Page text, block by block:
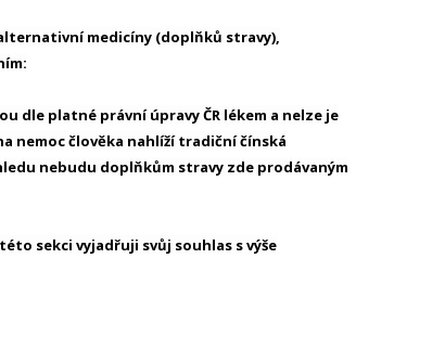
medicíny (doplňků stravy),
dle platné právní úpravy ČR lékem a nelze je
nemoc člověka nahlíží tradiční čínská
nebudu doplňkům stravy zde prodávaným
sekci vyjadřuji svůj souhlas s výše